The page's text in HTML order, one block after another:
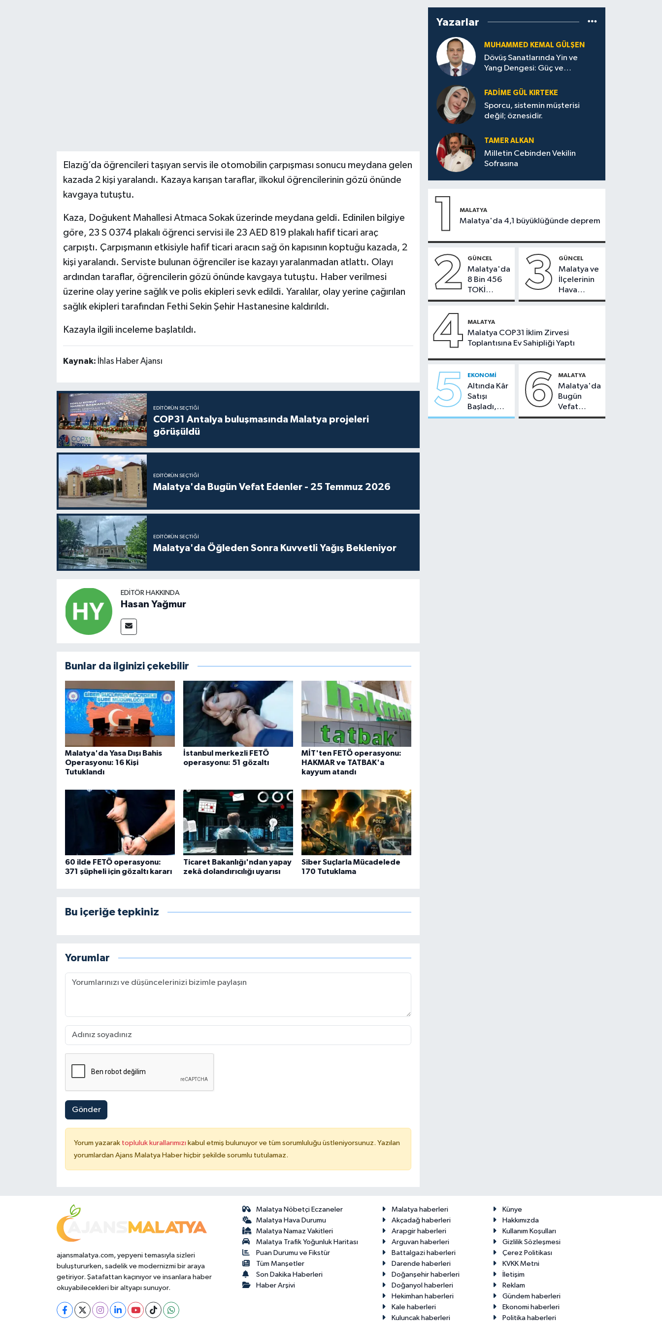
Elazığ’da öğrencileri taşıyan servis ile otomobilin çarpışması sonucu meydana gelen
kazada 2 kişi yaralandı. Kazaya karışan taraflar, ilkokul öğrencilerinin gözü önünde
kavgaya tutuştu.
Kaza, Doğukent Mahallesi Atmaca Sokak üzerinde meydana geldi. Edinilen bilgiye
göre, 23 S 0374 plakalı öğrenci servisi ile 23 AED 819 plakalı hafif ticari araç
çarpıştı. Çarpışmanın etkisiyle hafif ticari aracın sağ ön kapısının koptuğu kazada, 2
kişi yaralandı. Serviste bulunan öğrenciler ise kazayı yaralanmadan atlattı. Olayı
ardından taraflar, öğrencilerin gözü önünde kavgaya tutuştu. Haber verilmesi
üzerine olay yerine sağlık ve polis ekipleri sevk edildi. Yaralılar, olay yerine çağırılan
sağlık ekipleri tarafından Fethi Sekin Şehir Hastanesine kaldırıldı.
Kazayla ilgili inceleme başlatıldı.
Kaynak: İhlas Haber Ajansı
EDITÖRÜN SEÇTIĞI
COP31 Antalya buluşmasında Malatya projeleri
görüşüldü
EDITÖRÜN SEÇTIĞI
Malatya'da Bugün Vefat Edenler - 25 Temmuz 2026
EDITÖRÜN SEÇTIĞI
Malatya'da Öğleden Sonra Kuvvetli Yağış Bekleniyor
EDITÖR HAKKINDA
Hasan Yağmur
Bunlar da ilginizi çekebilir
Malatya'da Yasa Dışı Bahis
Operasyonu: 16 Kişi
Tutuklandı
İstanbul merkezli FETÖ
operasyonu: 51 gözaltı
MİT'ten FETÖ operasyonu:
HAKMAR ve TATBAK'a
kayyum atandı
60 ilde FETÖ operasyonu:
371 şüpheli için gözaltı kararı
Ticaret Bakanlığı'ndan yapay
zekâ dolandırıcılığı uyarısı
Siber Suçlarla Mücadelede
170 Tutuklama
Bu içeriğe tepkiniz
Yorumlar
Gönder
Yorum yazarak topluluk kurallarımızı kabul etmiş bulunuyor ve tüm sorumluluğu üstleniyorsunuz. Yazılan
yorumlardan Ajans Malatya Haber hiçbir şekilde sorumlu tutulamaz.
Yazarlar
MUHAMMED KEMAL GÜLŞEN
Dövüş Sanatlarında Yin ve
Yang Dengesi: Güç ve
FADIME GÜL KIRTEKE
Sporcu, sistemin müşterisi
değil; öznesidir.
TAMER ALKAN
Milletin Cebinden Vekilin
Sofrasına
1 MALATYA
Malatya'da 4,1 büyüklüğünde deprem
2 GÜNCEL
Malatya'da
8 Bin 456
TOKİ
Konutunun
Bugün
Çekiliyor
3 GÜNCEL
Malatya ve
İlçelerinin
Hava
Durumu -
2026
4 MALATYA
Malatya COP31 İklim Zirvesi
Toplantısına Ev Sahipliği Yaptı
5 EKONOMI
Altında Kâr
Satışı
Başladı,
Malatya'da
6 MALATYA
Malatya'da
Bugün
Vefat
Edenler -
ajansmalatya.com, yepyeni temasıyla sizleri
buluştururken, sadelik ve modernizmi bir araya
getiriyor. Şatafattan kaçınıyor ve insanlara haber
okuyabilecekleri bir altyapı sunuyor.
Malatya Nöbetçi Eczaneler
Malatya Hava Durumu
Malatya Namaz Vakitleri
Malatya Trafik Yoğunluk Haritası
Puan Durumu ve Fikstür
Tüm Manşetler
Son Dakika Haberleri
Haber Arşivi
Malatya haberleri
Künye
Akçadağ haberleri
Hakkımızda
Arapgir haberleri
Kullanım Koşulları
Arguvan haberleri
Gizlilik Sözleşmesi
Battalgazi haberleri
Çerez Politikası
Darende haberleri
KVKK Metni
Doğanşehir haberleri
İletişim
Doğanyol haberleri
Reklam
Hekimhan haberleri
Gündem haberleri
Kale haberleri
Ekonomi haberleri
Kuluncak haberleri
Politika haberleri